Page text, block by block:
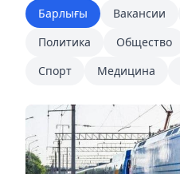
Барлығы Вакансии
Политика
Общество
Спорт
Медицина